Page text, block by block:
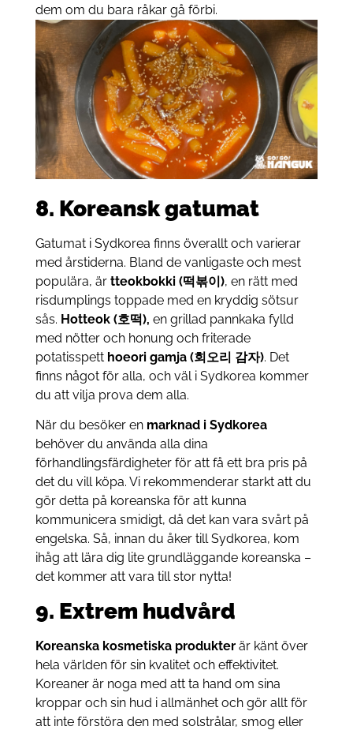
dem om du bara råkar gå förbi.
8. Koreansk gatumat
Gatumat i Sydkorea finns överallt och varierar
med årstiderna. Bland de vanligaste och mest
populära, är tteokbokki (떡볶이), en rätt med
risdumplings toppade med en kryddig sötsur
sås. Hotteok (호떡), en grillad pannkaka fylld
med nötter och honung och friterade
potatisspett hoeori gamja (회오리 감자). Det
finns något för alla, och väl i Sydkorea kommer
du att vilja prova dem alla.
När du besöker enmarknad i Sydkorea
behöver du använda alla dina
förhandlingsfärdigheter för att få ett bra pris på
det du vill köpa. Vi rekommenderar starkt att du
gör detta på koreanska för att kunna
kommunicera smidigt, då det kan vara svårt på
engelska. Så, innan du åker till Sydkorea, kom
ihåg att lära dig lite grundläggande koreanska –
det kommer att vara till stor nytta!
9. Extrem hudvård
Koreanska kosmetiska produkterär känt över
hela världen för sin kvalitet och effektivitet.
Koreaner är noga med att ta hand om sina
kroppar och sin hud i allmänhet och gör allt för
att inte förstöra den med solstrålar, smog eller